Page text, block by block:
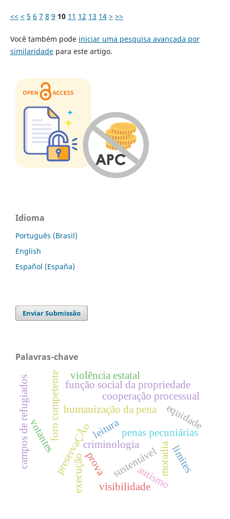
<< < 5 6 7 8 9 10 11 12 13 14 > >>
Você também pode iniciar uma pesquisa avançada por
similaridadepara este artigo.
Idioma
Português (Brasil)
English
Español (España)
Enviar Submissão
Palavras-chave
penas pecuniárias
preservaÇÃocriminologia
sustentável
leitura
humanização da pena
moradia
execução
cooperação processual
foro competente equidade
função social da propriedade
limites
prova
violência estatal
autismo
visibilidade
votantes
campos de refugiados